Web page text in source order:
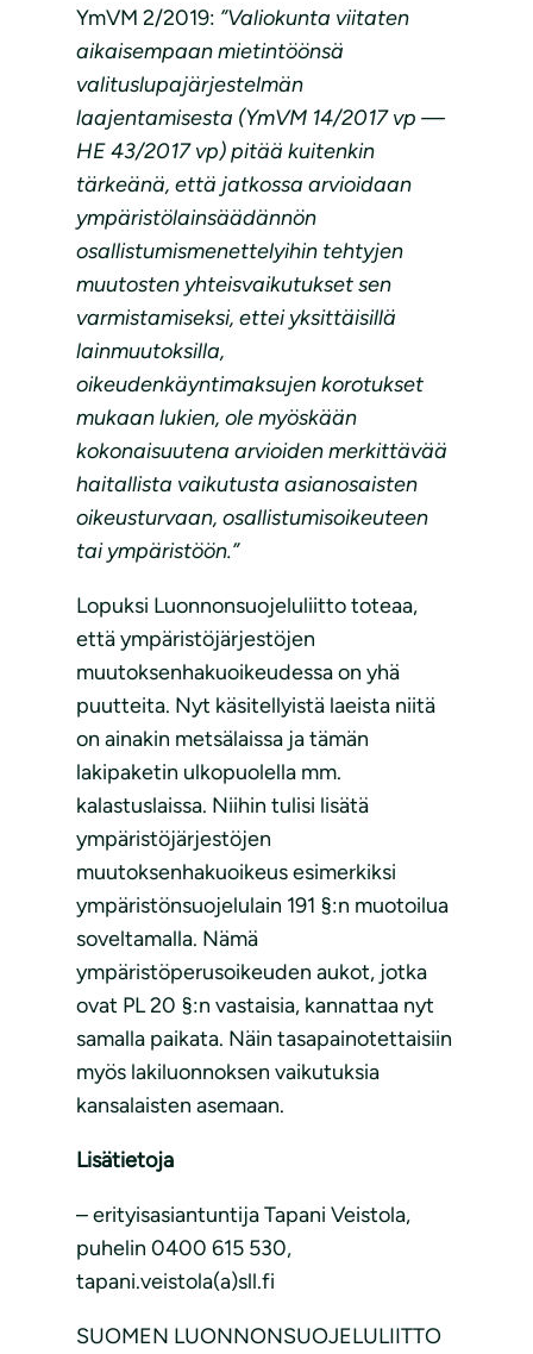
YmVM 2/2019: ”Valiokunta viitaten
aikaisempaan mietintöönsä
valituslupajärjestelmän
laajentamisesta (YmVM 14/2017 vp —
HE 43/2017 vp) pitää kuitenkin
tärkeänä, että jatkossa arvioidaan
ympäristölainsäädännön
osallistumismenettelyihin tehtyjen
muutosten yhteisvaikutukset sen
varmistamiseksi, ettei yksittäisillä
lainmuutoksilla,
oikeudenkäyntimaksujen korotukset
mukaan lukien, ole myöskään
kokonaisuutena arvioiden merkittävää
haitallista vaikutusta asianosaisten
oikeusturvaan, osallistumisoikeuteen
tai ympäristöön.”
Lopuksi Luonnonsuojeluliitto toteaa,
että ympäristöjärjestöjen
muutoksenhakuoikeudessa on yhä
puutteita. Nyt käsitellyistä laeista niitä
on ainakin metsälaissa ja tämän
lakipaketin ulkopuolella mm.
kalastuslaissa. Niihin tulisi lisätä
ympäristöjärjestöjen
muutoksenhakuoikeus esimerkiksi
ympäristönsuojelulain 191 §:n muotoilua
soveltamalla. Nämä
ympäristöperusoikeuden aukot, jotka
ovat PL 20 §:n vastaisia, kannattaa nyt
samalla paikata. Näin tasapainotettaisiin
myös lakiluonnoksen vaikutuksia
kansalaisten asemaan.
Lisätietoja
– erityisasiantuntija Tapani Veistola,
puhelin 0400 615 530,
tapani.veistola(a)sll.fi
SUOMEN LUONNONSUOJELULIITTO